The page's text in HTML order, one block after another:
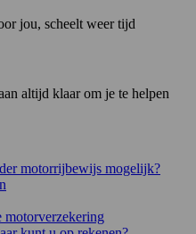
jou, scheelt weer tijd
altijd klaar om je te helpen
motorrijbewijs mogelijk?
motorverzekering